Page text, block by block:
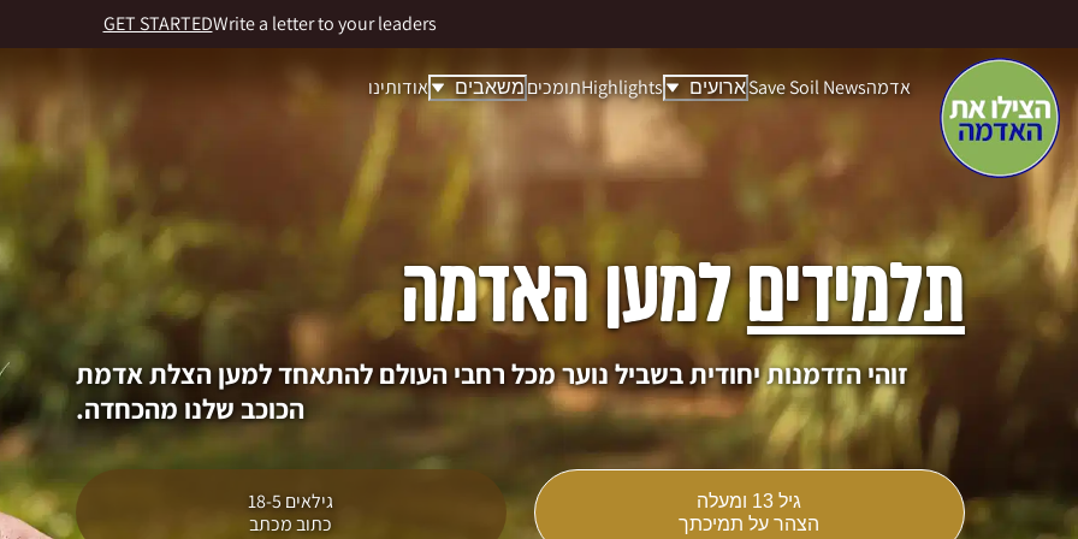
Write a letter to your leaders
GET STARTED
אדמהSave Soil Newsארועים Highlightsתומכים משאבים אודותינו
תלמידיםלמען האדמה
זוהי הזדמנות יחודית בשביל נוער מכל רחבי העולם להתאחד למען הצלת אדמת
הכוכב שלנו מהכחדה.
גיל 13 ומעלה
הצהר על תמיכתך
גילאים 18-5
כתוב מכתב